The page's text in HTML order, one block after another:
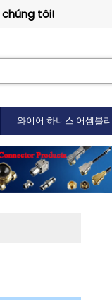
chúng tôi!
와이어 하니스 어셈블리